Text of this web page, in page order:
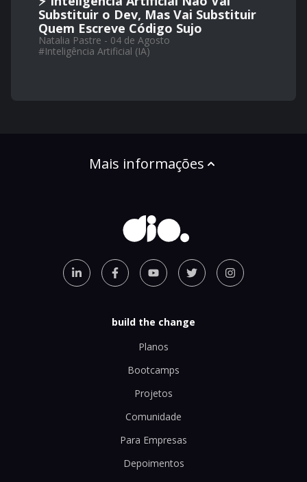
Substituir o Dev, Mas Vai Substituir
Quem Escreve Código Sujo
Natalia Pastre - 04 de Agosto
#Inteligência Artificial (IA)
Mais informações
build the change
Planos
Bootcamps
Projetos
Comunidade
Para Empresas
Depoimentos